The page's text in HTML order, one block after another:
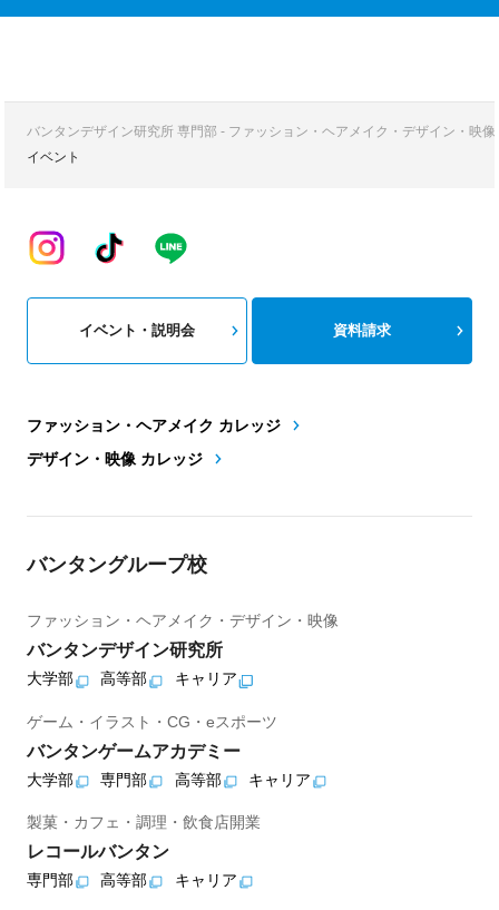
バンタンデザイン研究所 専門部 - ファッション・ヘアメイク・デザイン・映
イベント
ファッション・ヘアメイク カレッジ
デザイン・映像 カレッジ
イベント・説明会 資料請求
バンタングループ校
ファッション・ヘアメイク・デザイン・映像
バンタンデザイン研究所
大学部 高等部 キャリア
ゲーム・イラスト・CG・eスポーツ
バンタンゲームアカデミー
大学部 専門部 高等部 キャリア
製菓・カフェ・調理・飲食店開業
レコールバンタン
専門部 高等部 キャリア